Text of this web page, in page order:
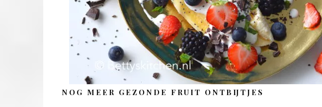
NOG MEER GEZONDE FRUIT ONTBIJTJES